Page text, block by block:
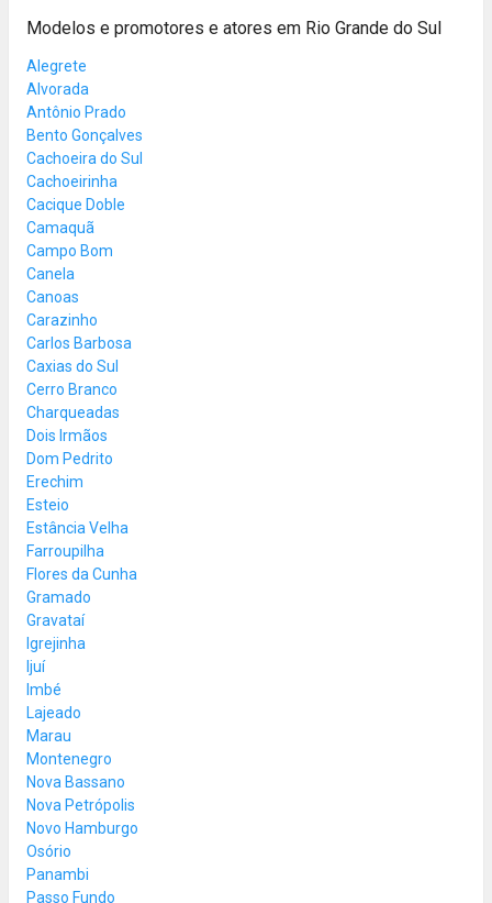
Modelos e promotores e atores em Rio Grande do Sul
Alegrete
Alvorada
Antônio Prado
Bento Gonçalves
Cachoeira do Sul
Cachoeirinha
Cacique Doble
Camaquã
Campo Bom
Canela
Canoas
Carazinho
Carlos Barbosa
Caxias do Sul
Cerro Branco
Charqueadas
Dois Irmãos
Dom Pedrito
Erechim
Esteio
Estância Velha
Farroupilha
Flores da Cunha
Gramado
Gravataí
Igrejinha
Ijuí
Imbé
Lajeado
Marau
Montenegro
Nova Bassano
Nova Petrópolis
Novo Hamburgo
Osório
Panambi
Passo Fundo